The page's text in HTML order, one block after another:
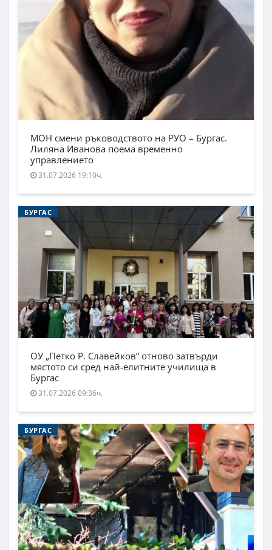
МОН смени ръководството на РУО – Бургас.
Лиляна Иванова поема временно
управлението
31.07.2026 19:10ч.
БУРГАС
ОУ „Петко Р. Славейков“ отново затвърди
мястото си сред най-елитните училища в
Бургас
31.07.2026 09:36ч.
БУРГАС